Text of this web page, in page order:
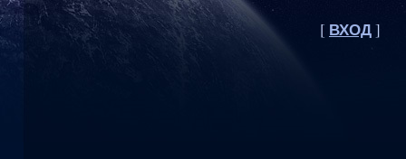
[ ВХОД]